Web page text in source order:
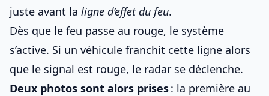
juste avant la ligne d’effet du feu.
Dès que le feu passe au rouge, le système
s’active. Si un véhicule franchit cette ligne alors
que le signal est rouge, le radar se déclenche.
Deux photos sont alors prises: la première au